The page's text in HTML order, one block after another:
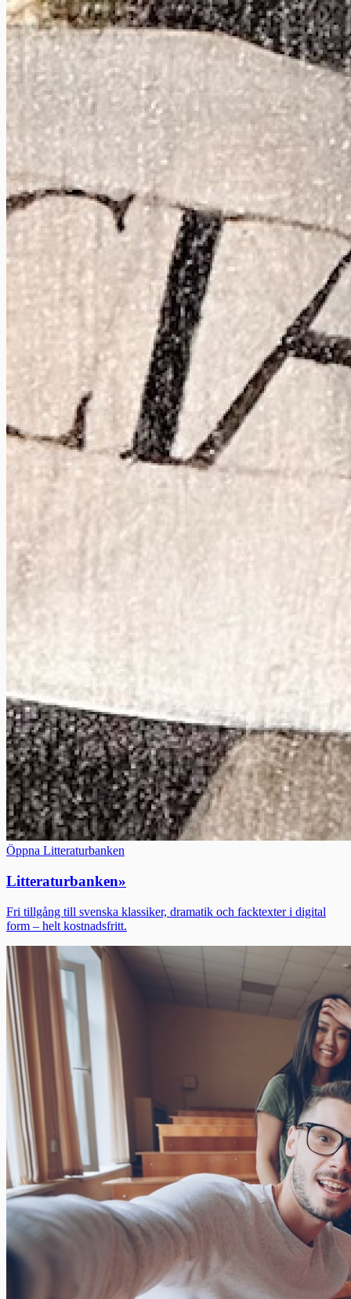
Öppna Litteraturbanken
Litteraturbanken»
Fri tillgång till svenska klassiker, dramatik och facktexter i digital
form – helt kostnadsfritt.